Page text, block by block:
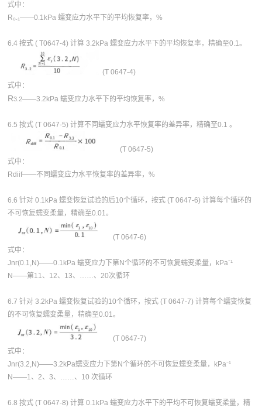
式中：
R₀.₁——0.1kPa 蠕变应力水平下的平均恢复率，%
6.4 按式 ( T0647-4) 计算 3.2kPa 蠕变应力水平下的平均恢复率，精确至0.1。
(T 0647-4)
式中：
R3.2——3.2kPa 蠕变应力水平下的平均恢复率，%
6.5 按式 (T 0647-5) 计算不同蠕变应力水平恢复率的差异率，精确至0.1 。
(T 0647-5)
式中：
Rdiif——不同蠕变应力水平恢复率的差异率，%
6.6 针对 0.1kPa 蠕变恢复试验的后10个循环，按式 (T 0647-6) 计算每个循环的
不可恢复蠕变柔量，精确至0.01。
(T 0647-6)
式中：
Jnr(0.1,N)——0.1kPa 蠕变应力下第N个循环的不可恢复蠕变柔量，kPa⁻¹
N——第11、12、13、……、20次循环
6.7 针对 3.2kPa 蠕变恢复试验的10个循环，按式 (T 0647-7) 计算每个蠕变恢复
的不可恢复蠕变柔量，精确至0.01。
(T 0647-7)
式中：
Jnr(3.2,N)——3.2kPa蠕变应力下第N个循环的不可恢复蠕变柔量，kPa⁻¹
N——1、2、3、……、10 次循环
6.8 按式 (T 0647-8) 计算 0.1kPa 蠕变应力水平下的平均不可恢复蠕变柔量，精